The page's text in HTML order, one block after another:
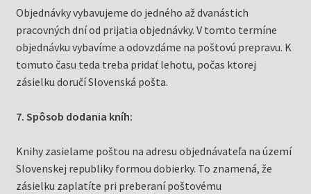
Objednávky vybavujeme do jedného až dvanástich
pracovných dní od prijatia objednávky. V tomto termíne
objednávku vybavíme a odovzdáme na poštovú prepravu. K
tomuto času teda treba pridať lehotu, počas ktorej
zásielku doručí Slovenská pošta.
7. Spôsob dodania kníh:
Knihy zasielame poštou na adresu objednávateľa na území
Slovenskej republiky formou dobierky. To znamená, že
zásielku zaplatíte pri preberaní poštovému